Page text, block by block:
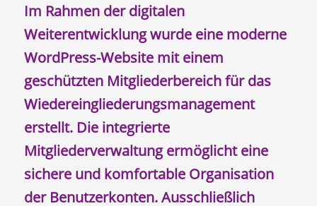
Im Rahmen der digitalen
Weiterentwicklung wurde eine moderne
WordPress-Website mit einem
geschützten Mitgliederbereich für das
Wiedereingliederungsmanagement
erstellt. Die integrierte
Mitgliederverwaltung ermöglicht eine
sichere und komfortable Organisation
der Benutzerkonten. Ausschließlich